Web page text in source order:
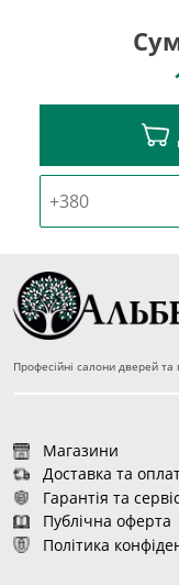
Професійні салони дверей та
Магазини
Доставка та
Гарантія та сервіс
Публічна оферта
Політика